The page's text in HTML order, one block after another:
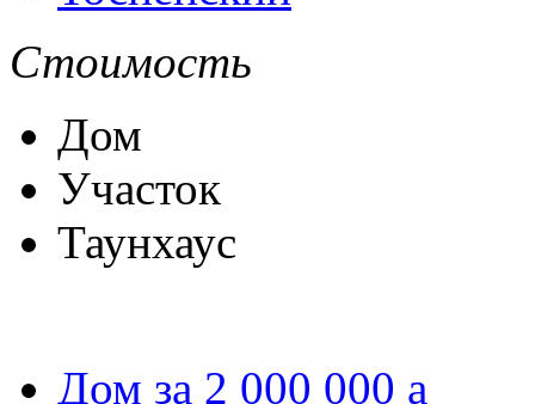
Стоимость
Дом
Участок
Таунхаус
Дом за 2 000 000 a